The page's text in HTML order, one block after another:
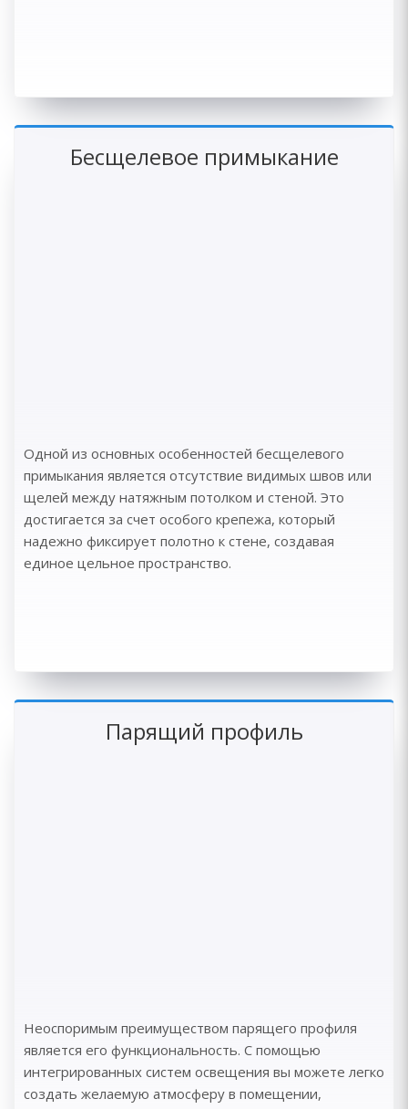
Бесщелевое примыкание
Одной из основных особенностей бесщелевого
примыкания является отсутствие видимых швов или
щелей между натяжным потолком и стеной. Это
достигается за счет особого крепежа, который
надежно фиксирует полотно к стене, создавая
единое цельное пространство.
Парящий профиль
Неоспоримым преимуществом парящего профиля
является его функциональность. С помощью
интегрированных систем освещения вы можете легко
создать желаемую атмосферу в помещении,